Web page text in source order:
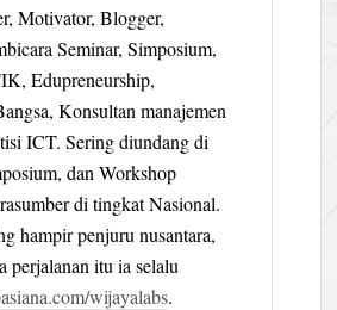
Motivator, Blogger,
Seminar, Simposium,
Edupreneurship,
Konsultan manajemen
ICT. Sering diundang di
dan Workshop
di tingkat Nasional.
hampir penjuru nusantara,
perjalanan itu ia selalu
wijayalabs.